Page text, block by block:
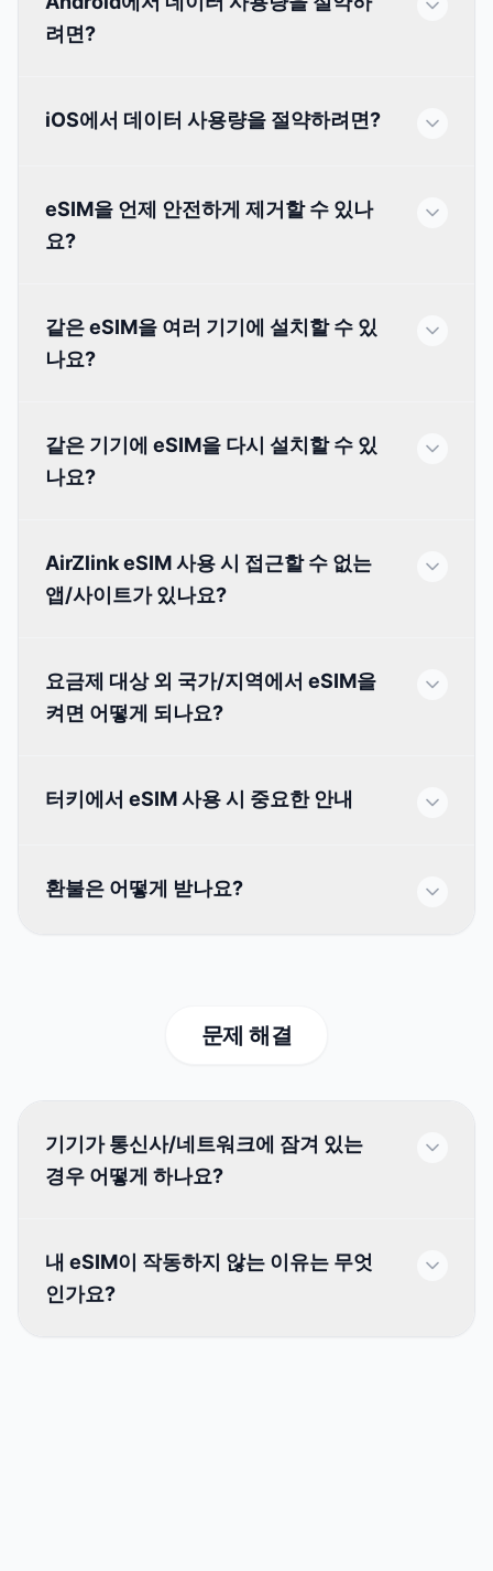
려면?
iOS에서 데이터 사용량을 절약하려면?
eSIM을 언제 안전하게 제거할 수 있나
요?
같은 eSIM을 여러 기기에 설치할 수 있
나요?
같은 기기에 eSIM을 다시 설치할 수 있
나요?
AirZlink eSIM 사용 시 접근할 수 없는
앱/사이트가 있나요?
요금제 대상 외 국가/지역에서 eSIM을
켜면 어떻게 되나요?
터키에서 eSIM 사용 시 중요한 안내
환불은 어떻게 받나요?
문제 해결
기기가 통신사/네트워크에 잠겨 있는
경우 어떻게 하나요?
내 eSIM이 작동하지 않는 이유는 무엇
인가요?